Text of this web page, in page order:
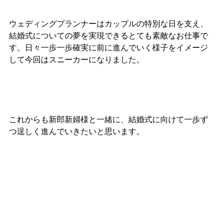
ウェディングプランナーはカップルの特別な日を支え、
結婚式についての夢を実現できるとても素敵なお仕事で
す。日々一歩一歩確実に前に進んでいく様子をイメージ
して今回はスニーカーになりました。
これからも新郎新婦様と一緒に、結婚式に向けて一歩ず
つ逞しく進んでいきたいと思います。